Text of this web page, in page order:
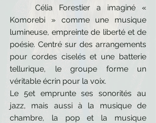
Célia Forestier a imaginé «
Komorebi » comme une musique
lumineuse, empreinte de liberté et de
poésie. Centré sur des arrangements
pour cordes ciselés et une batterie
tellurique, le groupe forme un
véritable écrin pour la voix.
Le 5et emprunte ses sonorités au
jazz, mais aussi à la musique de
chambre, la pop et la musique